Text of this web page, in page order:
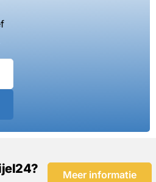
Meer informatie